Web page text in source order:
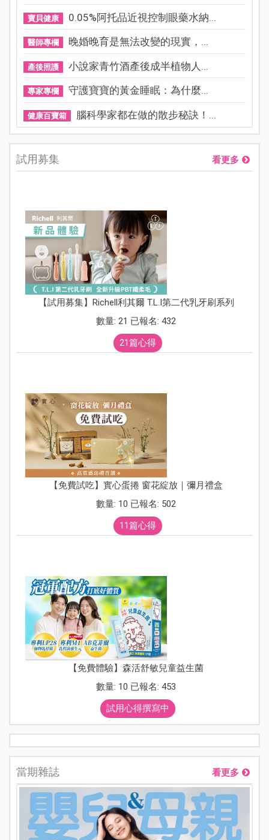
寶貝健康 0.05%阿托品近視控制眼藥水納...
醫師專欄 晚婚晚育是無法改變的現實，...
產後照護 小說家青竹酒產後成半植物人...
專家專欄 守護寶寶的黃金睡眠：為什麼...
健康百寶箱 腦科學家都在做的散步秘訣！...
試用募集 看更多
【試用募集】Richell利其爾 T.L.I第二代乳牙刷系列
數量: 21 已報名: 432
21篇心得
【免費試吃】實心蛋捲 窗花綻放｜彌月禮盒
數量: 10 已報名: 502
11篇心得
【免費體驗】森活舒敏兒童益生菌
數量: 10 已報名: 453
試用心得撰寫中
當期雜誌 看更多